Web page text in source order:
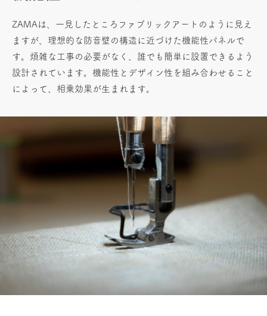
ZAMAは、一見したところファブリックアートのように見え
ますが、理想的な防音壁の構造に近づけた機能性パネルで
す。煩雑な工事の必要がなく、誰でも簡単に設置できるよう
設計されています。機能性とデザイン性を組み合わせること
によって、相乗効果が生まれます。